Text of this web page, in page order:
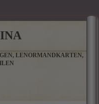
LENORMANDKARTEN,